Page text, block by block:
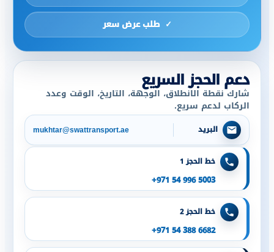
طلب عرض سعر
دعم الحجز السريع
شارك نقطة الانطلاق، الوجهة، التاريخ، الوقت وعدد
الركاب لدعم سريع.
البريد mukhtar@swattransport.ae
خط الحجز 1
+971 54 996 5003
خط الحجز 2
+971 54 388 6682